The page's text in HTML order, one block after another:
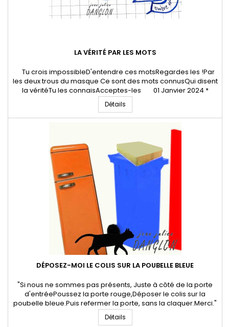
LA VÉRITÉ PAR LES MOTS
Tu crois impossibleD'entendre ces motsRegardes les !Par
les deux trous du masque Ce sont des mots connusQui disent
la véritéTu les connaisAcceptes-les 01 Janvier 2024 *
Jean-Julien Danglon - Poête et artiste digitalTous droits
réservés Danglon.fr
Détails
DÉPOSEZ-MOI LE COLIS SUR LA POUBELLE BLEUE
"Si nous ne sommes pas présents, Juste à côté de la porte
d'entréePoussez la porte rouge,Déposer le colis sur la
poubelle bleue.Puis refermer la porte, sans la claquer.Merci."
06 décembre 2023 * Jean-Julien Danglon - Poête et
artiste digital.
Détails